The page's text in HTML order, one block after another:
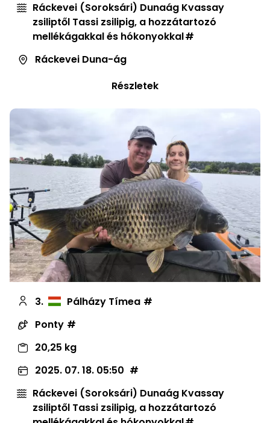
Ráckevei (Soroksári) Dunaág Kvassay
zsiliptől Tassi zsilipig, a hozzátartozó
mellékágakkal és hókonyokkal
Ráckevei Duna-ág
Részletek
3.
Pálházy Tímea
Ponty
20,25 kg
2025. 07. 18. 05:50
Ráckevei (Soroksári) Dunaág Kvassay
zsiliptől Tassi zsilipig, a hozzátartozó